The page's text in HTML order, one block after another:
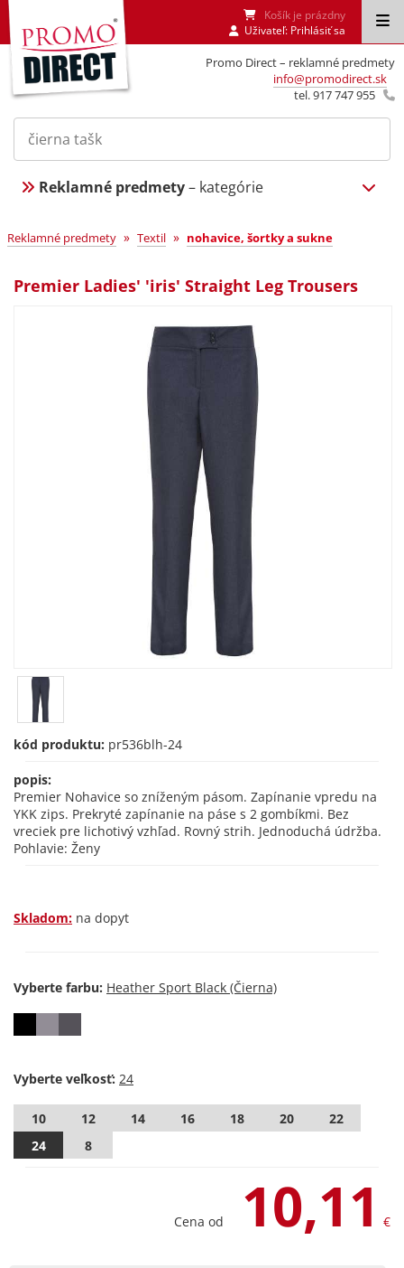
Promo Direct – reklamné predmety
info@promodirect.sk
tel. 917 747 955
Košík je prázdny
Uživateľ: Prihlásiť sa
Reklamné predmety– kategórie
Reklamné predmety » Textil » nohavice, šortky a sukne
Premier Ladies' 'iris' Straight Leg Trousers
kód produktu: pr536blh-24
popis:
Premier Nohavice so zníženým pásom. Zapínanie vpredu na
YKK zips. Prekryté zapínanie na páse s 2 gombíkmi. Bez
vreciek pre lichotivý vzhľad. Rovný strih. Jednoduchá údržba.
Pohlavie: Ženy
Skladom: na dopyt
Vyberte farbu:
Vyberte veľkosť:
10 12 14 16 18 20
22
24
8
Cena od 10,11 €